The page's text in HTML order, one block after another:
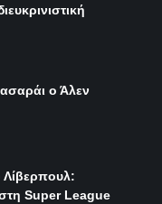
ο Άλεν
Λίβερπουλ:
Super League